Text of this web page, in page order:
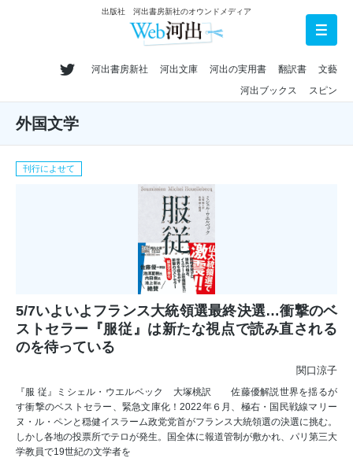
出版社 河出書房新社のオウンドメディア
河出書房新社 河出文庫 河出の実用書 翻訳書
文藝
河出ブックス
スピン
外国文学
刊行によせて
5/7いよいよフランス大統領選最終決選…衝撃のベ
ストセラー『服従』は新たな視点で読み直される
のを待っている
関口涼子
『服 従』ミシェル・ウエルベック 大塚桃訳 佐藤優解説世界を揺るが
す衝撃のベストセラー、緊急文庫化！2022年６月、極右・国民戦線マリー
ヌ・ル・ペンと穏健イスラーム政党党首がフランス大統領選の決選に挑む。
しかし各地の投票所でテロが発生。国全体に報道管制が敷かれ、パリ第三大
学教員で19世紀の文学者を